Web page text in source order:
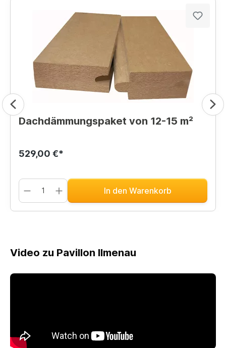
Dachdämmungspaket von 12-15 m²
529,00 €*
In den Warenkorb
Video zu Pavillon Ilmenau